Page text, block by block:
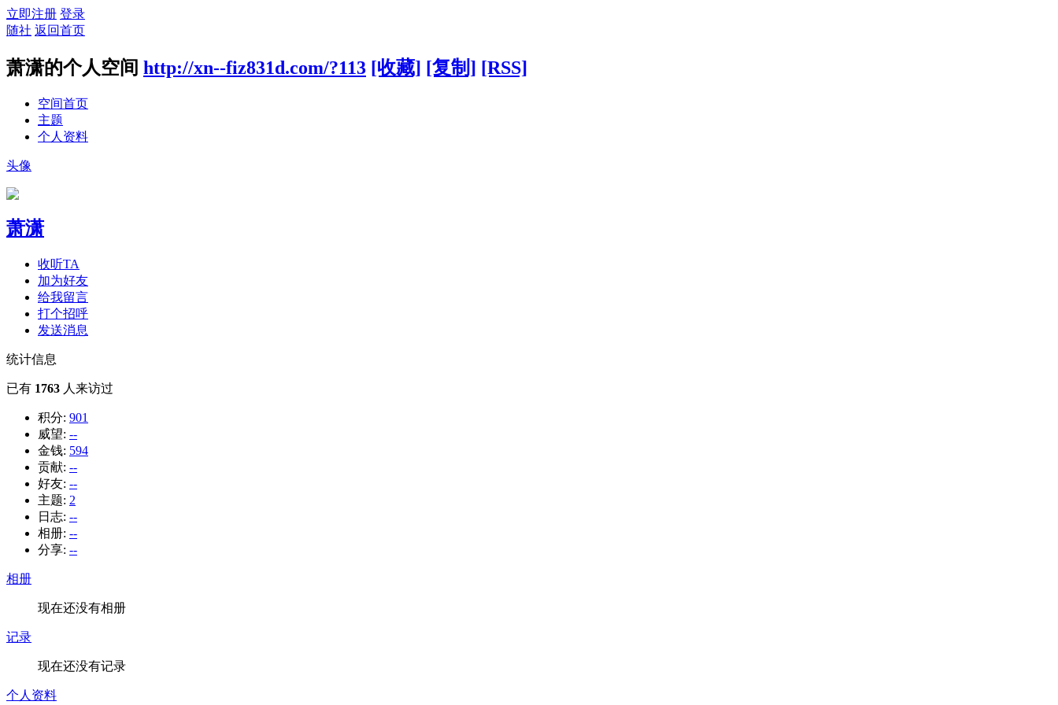
立即注册 登录
随社 返回首页
萧潇的个人空间 http://xn--fiz831d.com/?113 [收藏] [复制] [RSS]
空间首页
主题
个人资料
头像
萧潇
收听TA
加为好友
给我留言
打个招呼
发送消息
统计信息
已有 1763 人来访过
积分: 901
威望: --
金钱: 594
贡献: --
好友: --
主题: 2
日志: --
相册: --
分享: --
相册
现在还没有相册
记录
现在还没有记录
个人资料